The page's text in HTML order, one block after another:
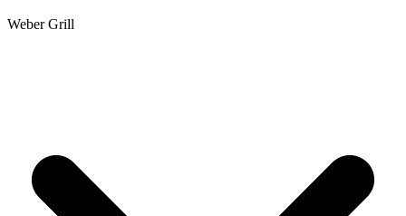
Weber Grill